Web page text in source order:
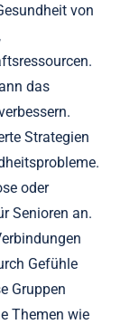
von
das
Strategien
oder
Senioren an.
Gefühle
Gruppen
Themen wie